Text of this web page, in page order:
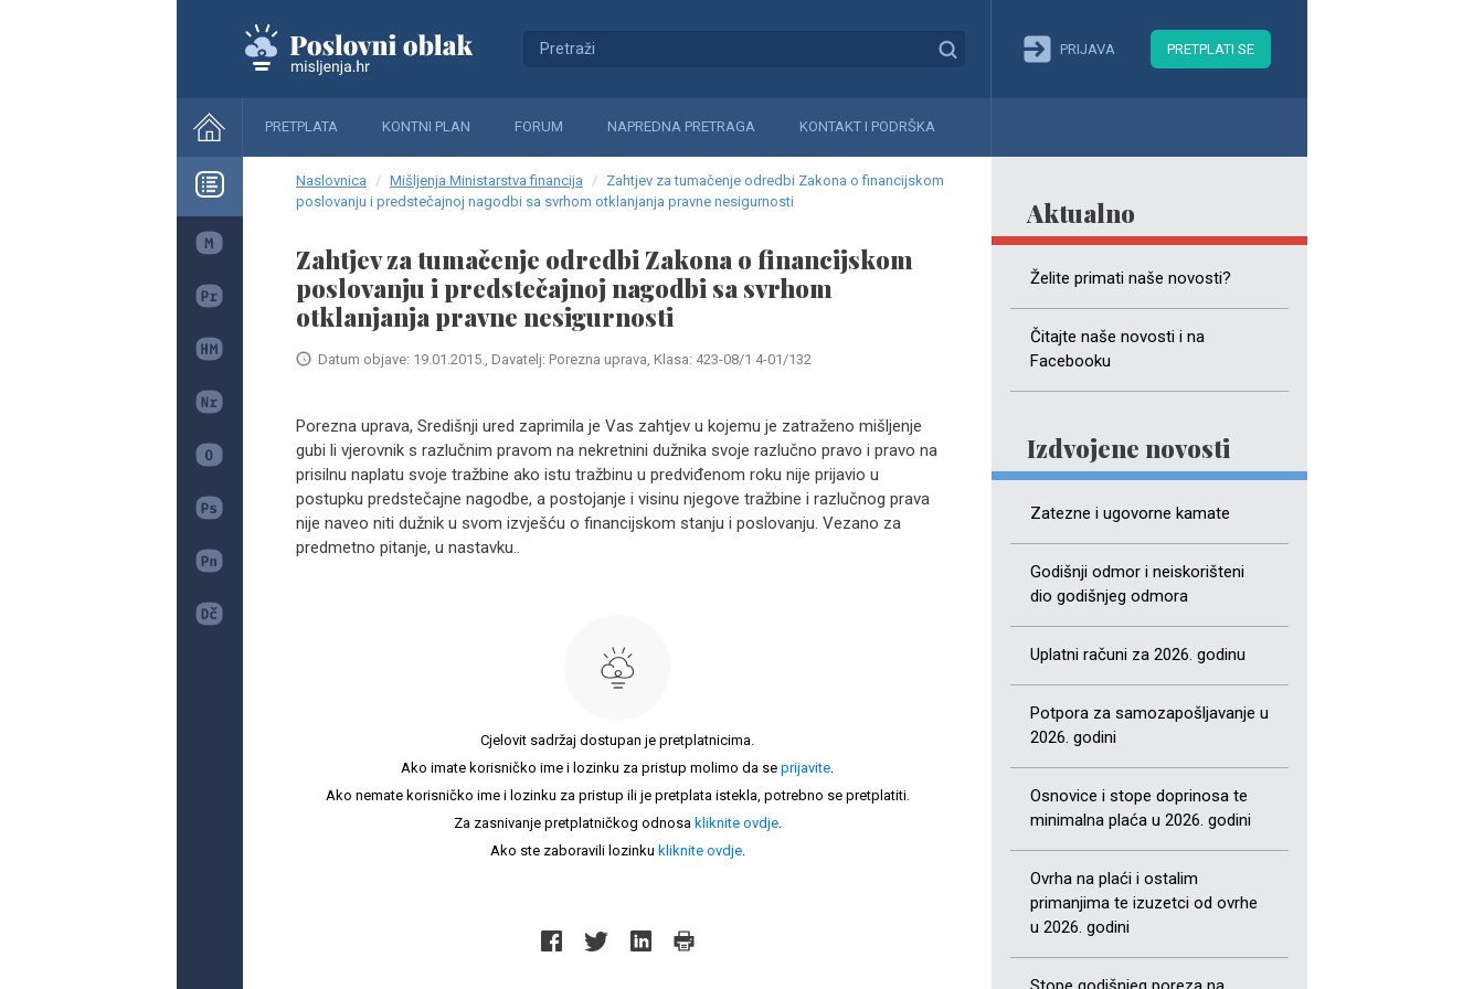
PRIJAVA PRETPLATI SE
PRETPLATA KONTNI PLAN FORUM NAPREDNA PRETRAGA KONTAKT I PODRŠKA
Aktualno
Želite primati naše novosti?
Čitajte naše novosti i na
Facebooku
Izdvojene novosti
Zatezne i ugovorne kamate
Godišnji odmor i neiskorišteni
dio godišnjeg odmora
Uplatni računi za 2026. godinu
Potpora za samozapošljavanje u
2026. godini
Osnovice i stope doprinosa te
minimalna plaća u 2026. godini
Ovrha na plaći i ostalim
primanjima te izuzetci od ovrhe
u 2026. godini
Naslovnica Mišljenja Ministarstva financija
Zahtjev za tumačenje odredbi Zakona o financijskom
poslovanju i predstečajnoj nagodbi sa svrhom otklanjanja pravne nesigurnosti
Zahtjev za tumačenje odredbi Zakona o financijskom
poslovanju i predstečajnoj nagodbi sa svrhom
otklanjanja pravne nesigurnosti
Datum objave: 19.01.2015., Davatelj: Porezna uprava, Klasa: 423-08/1 4-01/132
Porezna uprava, Središnji ured zaprimila je Vas zahtjev u kojemu je zatraženo mišljenje
gubi li vjerovnik s razlučnim pravom na nekretnini dužnika svoje razlučno pravo i pravo na
prisilnu naplatu svoje tražbine ako istu tražbinu u predviđenom roku nije prijavio u
postupku predstečajne nagodbe, a postojanje i visinu njegove tražbine i razlučnog prava
nije naveo niti dužnik u svom izvješću o financijskom stanju i poslovanju. Vezano za
predmetno pitanje, u nastavku..
Cjelovit sadržaj dostupan je pretplatnicima.
Ako imate korisničko ime i lozinku za pristup molimo da se prijavite.
Ako nemate korisničko ime i lozinku za pristup ili je pretplata istekla, potrebno se pretplatiti.
Za zasnivanje pretplatničkog odnosa kliknite ovdje.
Ako ste zaboravili lozinku kliknite ovdje.